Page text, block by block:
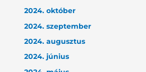
2024. október
2024. szeptember
2024. augusztus
2024. június